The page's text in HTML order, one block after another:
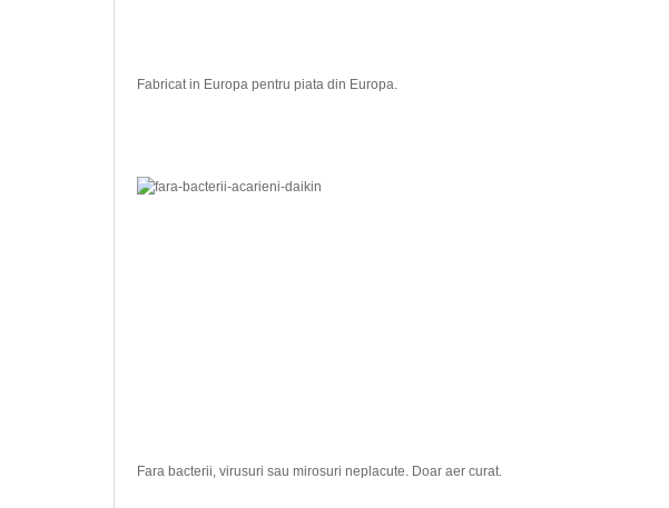
Fabricat in Europa pentru piata din Europa.
Fara bacterii, virusuri sau mirosuri neplacute. Doar aer curat.